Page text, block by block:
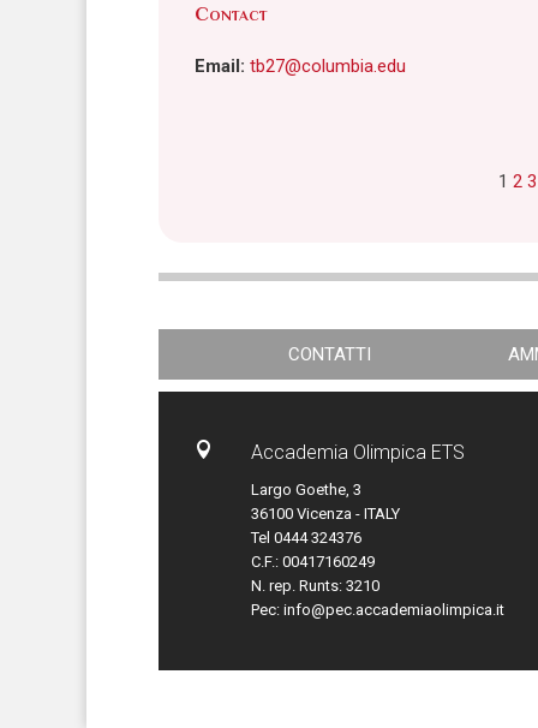
Contact
Email: tb27@columbia.edu
1 2 3
CONTATTI
 Accademia Olimpica ETS
Largo Goethe, 3
36100 Vicenza - ITALY
Tel 0444 324376
C.F.: 00417160249
N. rep. Runts: 3210
Pec:info@pec.accademiaolimpica.it